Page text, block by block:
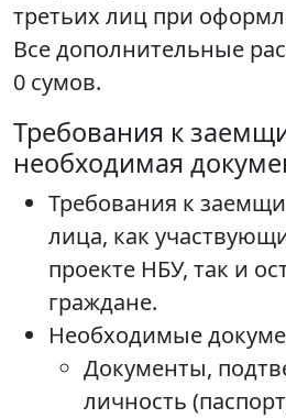
третьих лиц при
Все дополнительные
0 сумов.
Требования к
необходимая
Требования к
лица, как
проекте НБУ, так и
граждане.
Необходимые
Документы,
личность